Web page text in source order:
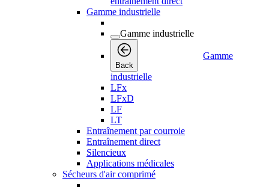
Gamme industrielle
Gamme industrielle
Back
Gamme
industrielle
LFx
LFxD
LF
LT
Entraînement par courroie
Entraînement direct
Silencieux
Applications médicales
Sécheurs d'air comprimé